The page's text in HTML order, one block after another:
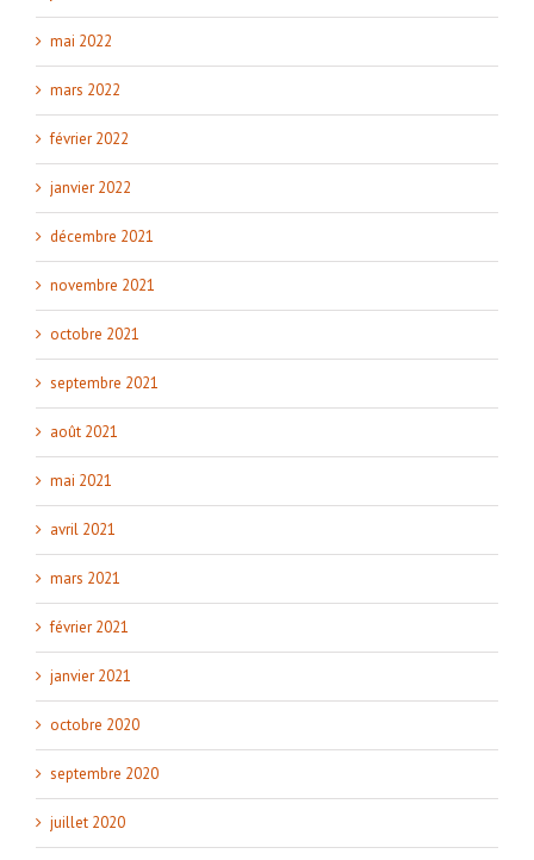
mai 2022
mars 2022
février 2022
janvier 2022
décembre 2021
novembre 2021
octobre 2021
septembre 2021
août 2021
mai 2021
avril 2021
mars 2021
février 2021
janvier 2021
octobre 2020
septembre 2020
juillet 2020